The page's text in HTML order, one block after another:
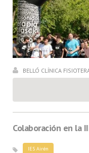
BELLÓ CLÍNICA
Colaboración en la
IES Airén